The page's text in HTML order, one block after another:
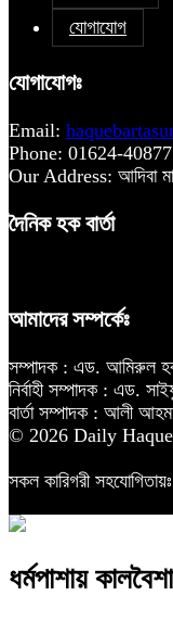
যোগাযোগ
যোগাযোগঃ
Email:
Phone: 01624-
Our Address: আদিবা
দৈনিক হক বার্তা
আমাদের সম্পর্কেঃ
সম্পাদক : এড. আমিরুল
নির্বাহী সম্পাদক : এড.
বার্তা সম্পাদক : আলী
© 2026 Daily
সকল কারিগরী সহযোগিতায়ঃ
ধর্মপাশায়